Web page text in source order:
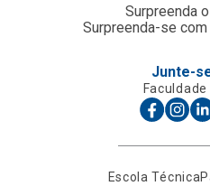
Surpreenda
Surpreenda-se
Junte-
Escola Técnica